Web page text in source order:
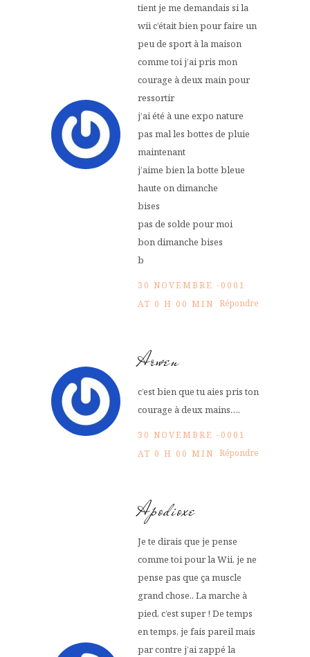
tient je me demandais si la
wii c’était bien pour faire un
peu de sport à la maison
comme toi j’ai pris mon
courage à deux main pour
ressortir
j’ai été à une expo nature
pas mal les bottes de pluie
maintenant
j’aime bien la botte bleue
haute on dimanche
bises
pas de solde pour moi
bon dimanche bises
b
30 NOVEMBRE -0001
AT 0 H 00 MIN Répondre
Arwen
c’est bien que tu aies pris ton
courage à deux mains….
30 NOVEMBRE -0001
AT 0 H 00 MIN Répondre
Apodioxe
Je te dirais que je pense
comme toi pour la Wii, je ne
pense pas que ça muscle
grand chose.. La marche à
pied, c’est super ! De temps
en temps, je fais pareil mais
par contre j’ai zappé la